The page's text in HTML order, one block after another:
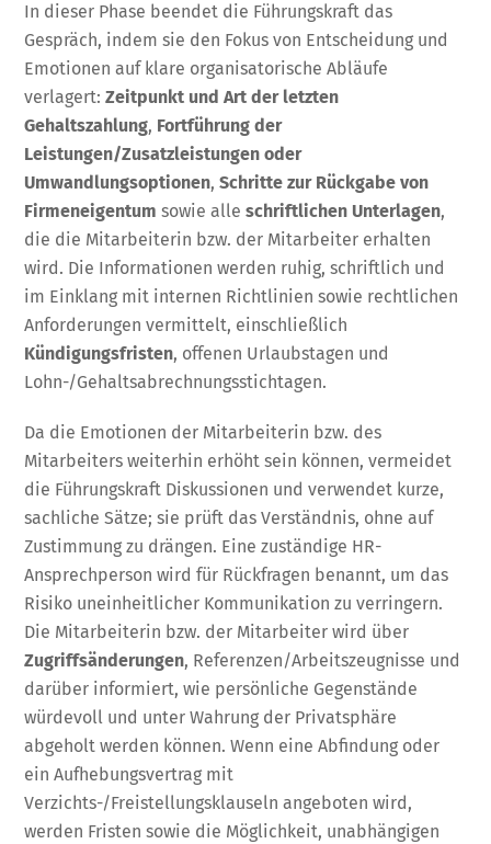
In dieser Phase beendet die Führungskraft das
Gespräch, indem sie den Fokus von Entscheidung und
Emotionen auf klare organisatorische Abläufe
verlagert:Zeitpunkt und Art der letzten
Gehaltszahlung, Fortführung der
Leistungen/Zusatzleistungen oder
Umwandlungsoptionen,Schritte zur Rückgabe von
Firmeneigentum sowie alleschriftlichen Unterlagen,
die die Mitarbeiterin bzw. der Mitarbeiter erhalten
wird. Die Informationen werden ruhig, schriftlich und
im Einklang mit internen Richtlinien sowie rechtlichen
Anforderungen vermittelt, einschließlich
Kündigungsfristen, offenen Urlaubstagen und
Lohn-/Gehaltsabrechnungsstichtagen.
Da die Emotionen der Mitarbeiterin bzw. des
Mitarbeiters weiterhin erhöht sein können, vermeidet
die Führungskraft Diskussionen und verwendet kurze,
sachliche Sätze; sie prüft das Verständnis, ohne auf
Zustimmung zu drängen. Eine zuständige HR-
Ansprechperson wird für Rückfragen benannt, um das
Risiko uneinheitlicher Kommunikation zu verringern.
Die Mitarbeiterin bzw. der Mitarbeiter wird über
Zugriffsänderungen, Referenzen/Arbeitszeugnisse und
darüber informiert, wie persönliche Gegenstände
würdevoll und unter Wahrung der Privatsphäre
abgeholt werden können. Wenn eine Abfindung oder
ein Aufhebungsvertrag mit
Verzichts-/Freistellungsklauseln angeboten wird,
werden Fristen sowie die Möglichkeit, unabhängigen